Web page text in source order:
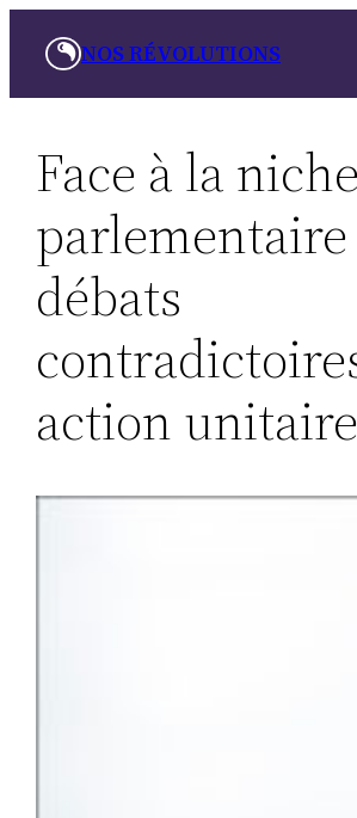
NOS RÉVOLUTIONS
Face à la niche
parlementaire
débats
action unitaire